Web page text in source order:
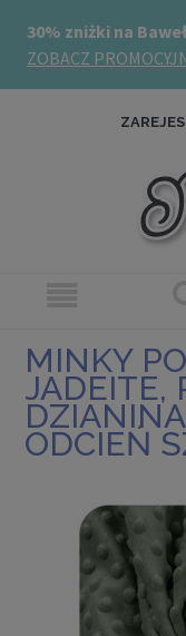
MINKY
JADEITE,
ODCIEŃ